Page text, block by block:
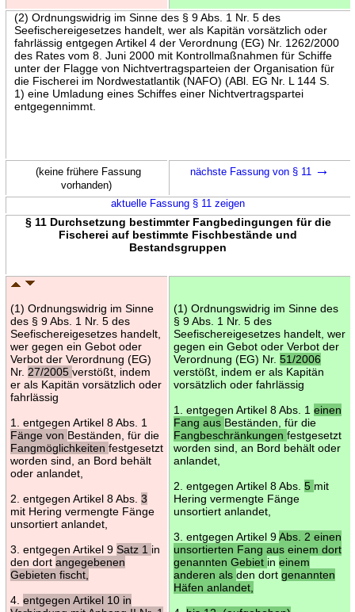
(2) Ordnungswidrig im Sinne des § 9 Abs. 1 Nr. 5 des
Seefischereigesetzes handelt, wer als Kapitän vorsätzlich oder
fahrlässig entgegen Artikel 4 der Verordnung (EG) Nr. 1262/2000
des Rates vom 8. Juni 2000 mit Kontrollmaßnahmen für Schiffe
unter der Flagge von Nichtvertragsparteien der Organisation für
die Fischerei im Nordwestatlantik (NAFO) (ABl. EG Nr. L 144 S.
1) eine Umladung eines Schiffes einer Nichtvertragspartei
entgegennimmt.
(keine frühere Fassung
vorhanden)
nächste Fassung von § 11 →
aktuelle Fassung § 11 zeigen
§ 11 Durchsetzung bestimmter Fangbedingungen für die
Fischerei auf bestimmte Fischbestände und
Bestandsgruppen
(1) Ordnungswidrig im Sinne
des § 9 Abs. 1 Nr. 5 des
Seefischereigesetzes handelt,
wer gegen ein Gebot oder
Verbot der Verordnung (EG)
Nr. 27/2005 verstößt, indem
er als Kapitän vorsätzlich oder
fahrlässig
1. entgegen Artikel 8 Abs. 1
Fänge von Beständen, für die
Fangmöglichkeiten festgesetzt
worden sind, an Bord behält
oder anlandet,
2. entgegen Artikel 8 Abs. 3
mit Hering vermengte Fänge
unsortiert anlandet,
3. entgegen Artikel 9 Satz 1 in
den dort angegebenen
Gebieten fischt,
4. entgegen Artikel 10 in
(1) Ordnungswidrig im Sinne des
§ 9 Abs. 1 Nr. 5 des
Seefischereigesetzes handelt, wer
gegen ein Gebot oder Verbot der
Verordnung (EG) Nr. 51/2006
verstößt, indem er als Kapitän
vorsätzlich oder fahrlässig
1. entgegen Artikel 8 Abs. 1 einen
Fang aus Beständen, für die
Fangbeschränkungen festgesetzt
worden sind, an Bord behält oder
anlandet,
2. entgegen Artikel 8 Abs. 5 mit
Hering vermengte Fänge
unsortiert anlandet,
3. entgegen Artikel 9Abs. 2 einen
unsortierten Fang aus einem dort
genannten Gebiet in einem
anderen als den dort genannten
Häfen anlandet,